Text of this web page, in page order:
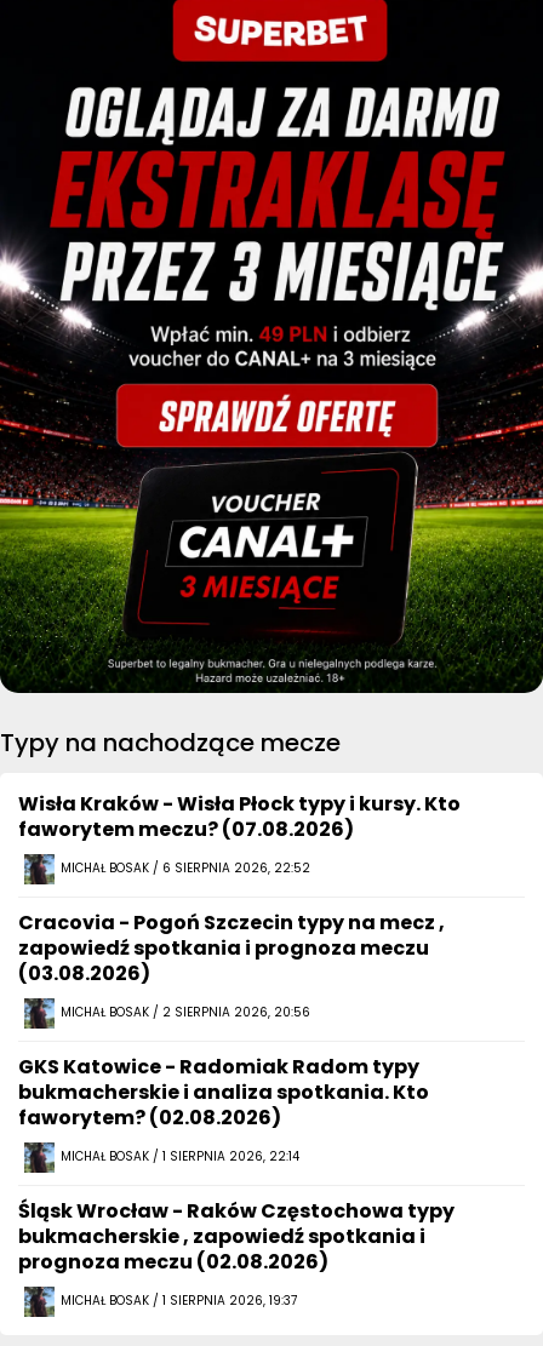
Typy na nachodzące mecze
Wisła Kraków - Wisła Płock typy i kursy. Kto
faworytem meczu? (07.08.2026)
MICHAŁ BOSAK / 6 SIERPNIA 2026, 22:52
Cracovia - Pogoń Szczecin typy na mecz ,
zapowiedź spotkania i prognoza meczu
(03.08.2026)
MICHAŁ BOSAK / 2 SIERPNIA 2026, 20:56
GKS Katowice - Radomiak Radom typy
bukmacherskie i analiza spotkania. Kto
faworytem? (02.08.2026)
MICHAŁ BOSAK / 1 SIERPNIA 2026, 22:14
Śląsk Wrocław - Raków Częstochowa typy
bukmacherskie , zapowiedź spotkania i
prognoza meczu (02.08.2026)
MICHAŁ BOSAK / 1 SIERPNIA 2026, 19:37